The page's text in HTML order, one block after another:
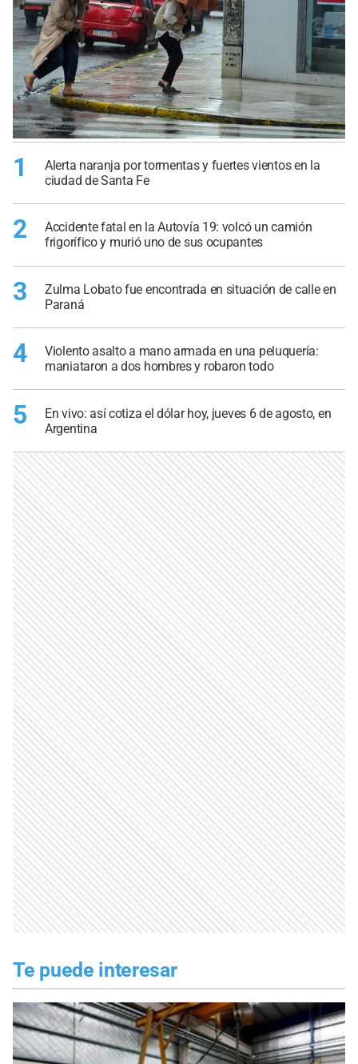
1
Alerta naranja por tormentas y fuertes vientos en la
ciudad de Santa Fe
2
Accidente fatal en la Autovía 19: volcó un camión
frigorífico y murió uno de sus ocupantes
3
Zulma Lobato fue encontrada en situación de calle en
Paraná
4
Violento asalto a mano armada en una peluquería:
maniataron a dos hombres y robaron todo
5
En vivo: así cotiza el dólar hoy, jueves 6 de agosto, en
Argentina
Te puede interesar